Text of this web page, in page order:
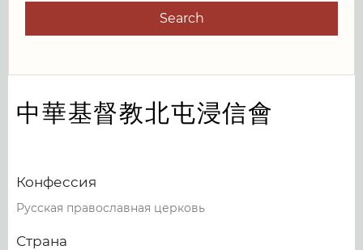
Search
中華基督教北屯浸信會
Конфессия
Русская православная церковь
Страна